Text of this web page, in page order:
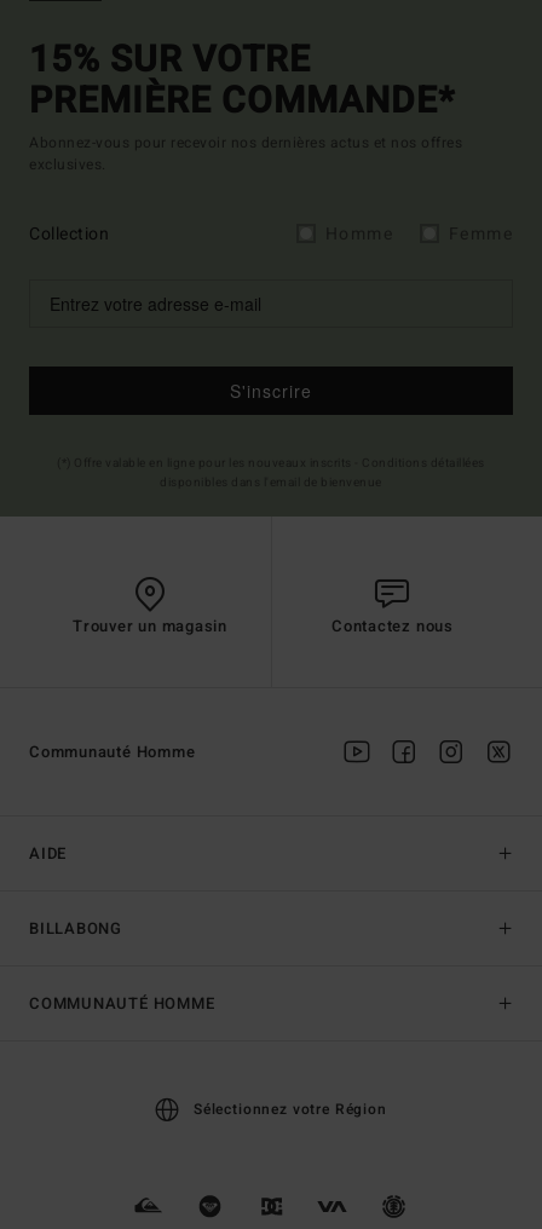
15% SUR VOTRE
PREMIÈRE COMMANDE*
Abonnez-vous pour recevoir nos dernières actus et nos offres
exclusives.
Collection
S'inscrire
Trouver un magasin Contactez nous
AIDE
BILLABONG
Communauté Homme
COMMUNAUTÉ HOMME
Sélectionnez votre Région